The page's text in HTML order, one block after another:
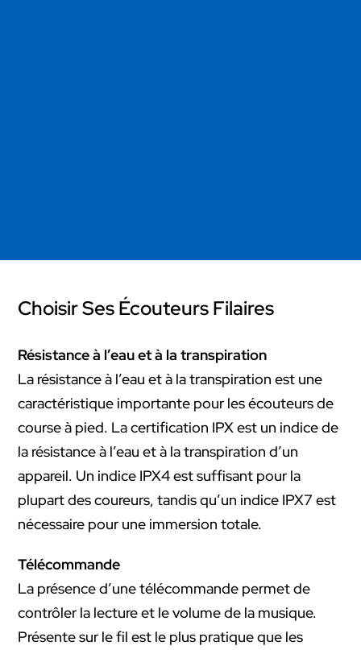
Choisir Ses Écouteurs Filaires
Résistance à l’eau et à la transpiration
La résistance à l’eau et à la transpiration est une
caractéristique importante pour les écouteurs de
course à pied. La certification IPX est un indice de
la résistance à l’eau et à la transpiration d’un
appareil. Un indice IPX4 est suffisant pour la
plupart des coureurs, tandis qu’un indice IPX7 est
nécessaire pour une immersion totale.
Télécommande
La présence d’une télécommande permet de
contrôler la lecture et le volume de la musique.
Présente sur le fil est le plus pratique que les